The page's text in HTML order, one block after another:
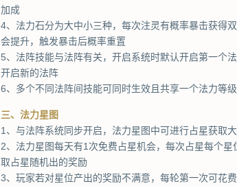
加成
4、法力石分为大中小三种，每次注灵有概率暴击获得
会提升，触发暴击后概率重置
5、法阵技能与法阵有关，开启系统时默认开启第一个
开启新的法阵
6、多个不同法阵间技能可同时生效且共享一个法力等级
三、法力星图
1、与法阵系统同步开启，法力星图中可进行占星获取
2、法力星图每天有1次免费占星机会，每次占星每个
取占星随机出的奖励
3、玩家若对星位产出的奖励不满意，每轮第一次可花